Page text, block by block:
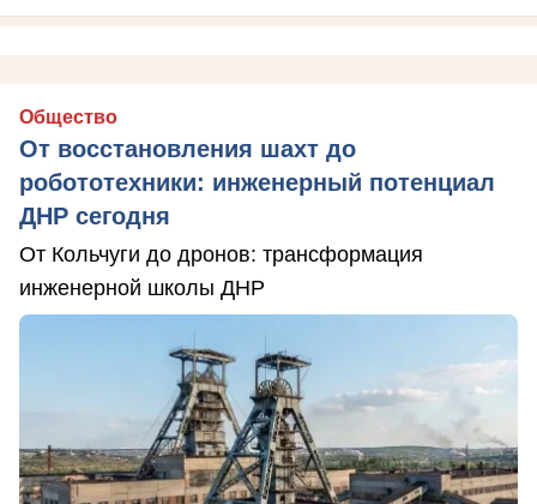
Общество
От восстановления шахт до
робототехники: инженерный потенциал
ДНР сегодня
От Кольчуги до дронов: трансформация
инженерной школы ДНР